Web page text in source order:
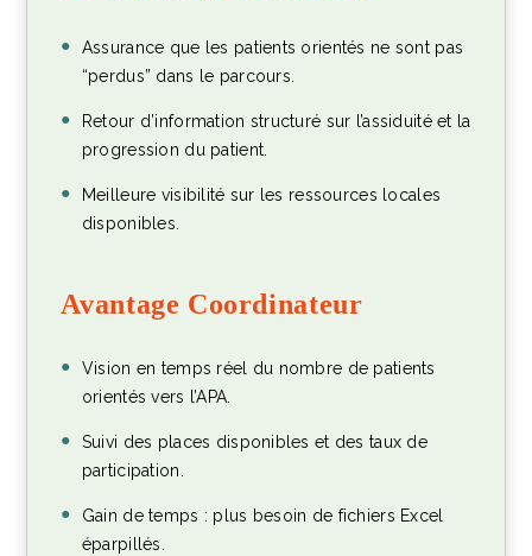
Assurance que les patients orientés ne sont pas
“perdus” dans le parcours.
Retour d’information structuré sur l’assiduité et la
progression du patient.
Meilleure visibilité sur les ressources locales
disponibles.
Avantage Coordinateur
Vision en temps réel du nombre de patients
orientés vers l’APA.
Suivi des places disponibles et des taux de
participation.
Gain de temps : plus besoin de fichiers Excel
éparpillés.